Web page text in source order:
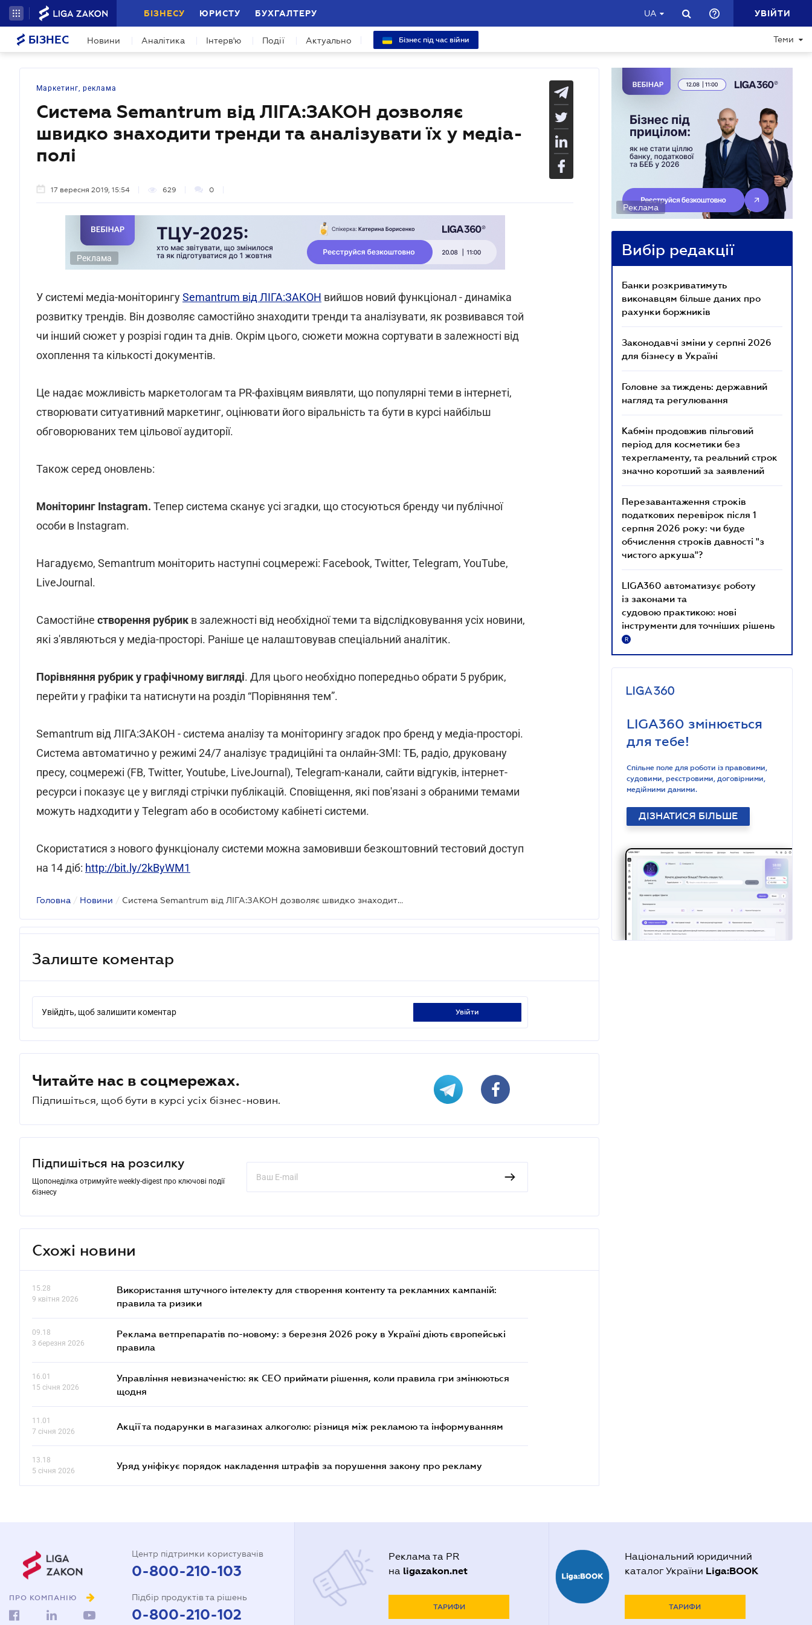
БІЗНЕСУ ЮРИСТУ БУХГАЛТЕРУ UA УВІЙТИ
БІЗНЕС Новини Аналітика Інтерв'ю Події Актуально Бізнес під час війни Теми
Маркетинг, реклама
Система Semantrum від ЛІГА:ЗАКОН дозволяє
швидко знаходити тренди та аналізувати їх у медіа-
полі
17 вересня 2019, 15:54 629 0
Реклама
У системі медіа-моніторингуSemantrum від ЛІГА:ЗАКОН вийшов новий функціонал - динаміка
розвитку трендів. Він дозволяє самостійно знаходити тренди та аналізувати, як розвивався той
чи інший сюжет у розрізі годин та днів. Окрім цього, сюжети можна сортувати в залежності від
охоплення та кількості документів.
Це надає можливість маркетологам та PR-фахівцям виявляти, що популярні теми в інтернеті,
створювати ситуативний маркетинг, оцінювати його віральність та бути в курсі найбільш
обговорюваних тем цільової аудиторії.
Також серед оновлень:
Моніторинг Instagram. Тепер система сканує усі згадки, що стосуються бренду чи публічної
особи в Instagram.
Нагадуємо, Semantrum моніторить наступні соцмережі: Facebook, Twitter, Telegram, YouTube,
LiveJournal.
Самостійне створення рубрик в залежності від необхідної теми та відслідковування усіх новини,
які з'являються у медіа-просторі. Раніше це налаштовував спеціальний аналітик.
Порівняння рубрик у графічному вигляді. Для цього необхідно попередньо обрати 5 рубрик,
перейти у графіки та натиснути на розділ “Порівняння тем”.
Semantrum від ЛІГА:ЗАКОН - система аналізу та моніторингу згадок про бренд у медіа-просторі.
Система автоматично у режимі 24/7 аналізує традиційні та онлайн-ЗМІ: ТБ, радіо, друковану
пресу, соцмережі (FB, Twitter, Youtube, LiveJournal), Telegram-канали, сайти відгуків, інтернет-
ресурси і показує це у вигляді стрічки публікацій. Сповіщення, які пов'язані з обраними темами
можуть надходити у Telegram або в особистому кабінеті системи.
Скористатися з нового функціоналу системи можна замовивши безкоштовний тестовий доступ
на 14 діб: http://bit.ly/2kByWM1
Головна / Новини / Система Semantrum від ЛІГА:ЗАКОН дозволяє швидко знаходити тренди та аналізувати їх у медіа-полі
Залиште коментар
Увійдіть, щоб залишити коментар увійти
Читайте нас в соцмережах.
Підпишіться, щоб бути в курсі усіх бізнес-новин.
Підпишіться на розсилку
Щопонеділка отримуйте weekly-digest про ключові події
бізнесу
Схожі новини
15.28
9 квітня 2026
Використання штучного інтелекту для створення контенту та рекламних кампаній:
правила та ризики
09.18
3 березня 2026
Реклама ветпрепаратів по-новому: з березня 2026 року в Україні діють європейські
правила
16.01
15 січня 2026
Управління невизначеністю: як СЕО приймати рішення, коли правила гри змінюються
щодня
11.01
7 січня 2026
Акції та подарунки в магазинах алкоголю: різниця між рекламою та інформуванням
13.18
5 січня 2026
Уряд уніфікує порядок накладення штрафів за порушення закону про рекламу
Реклама
Вибір редакції
Банки розкриватимуть
виконавцям більше даних про
рахунки боржників
Законодавчі зміни у серпні 2026
для бізнесу в Україні
Головне за тиждень: державний
нагляд та регулювання
Кабмін продовжив пільговий
період для косметики без
техрегламенту, та реальний строк
значно коротший за заявлений
Перезавантаження строків
податкових перевірок після 1
серпня 2026 року: чи буде
обчислення строків давності "з
чистого аркуша"?
LIGA360 автоматизує роботу
із законами та
судовою практикою: нові
інструменти для точніших рішень
R
LIGA360 змінюється
для тебе!
Спільне поле для роботи із правовими,
судовими, реєстровими, договірними,
медійними даними.
ДІЗНАТИСЯ БІЛЬШЕ
ПРО КОМПАНІЮ
Центр підтримки користувачів
0-800-210-103
Підбір продуктів та рішень
0-800-210-102
Реклама та PR
на ligazakon.net
ТАРИФИ
Національний юридичний
каталог України Liga:BOOK
ТАРИФИ